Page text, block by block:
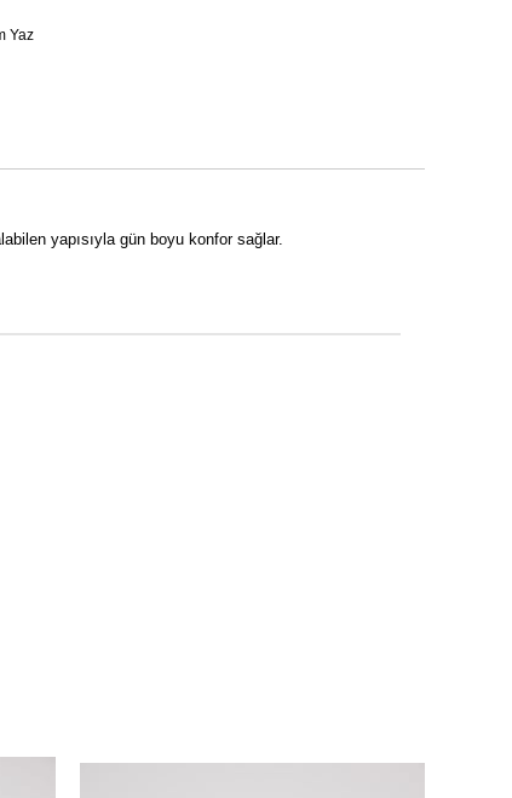
Yaz
yapısıyla gün boyu konfor sağlar.